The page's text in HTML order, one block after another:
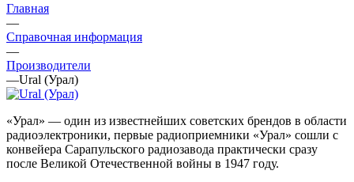
Главная
—
Справочная информация
—
Производители
—Ural (Урал)
«Урал» — один из известнейших советских брендов в области
радиоэлектроники, первые радиоприемники «Урал» сошли с
конвейера Сарапульского радиозавода практически сразу
после Великой Отечественной войны в 1947 году.